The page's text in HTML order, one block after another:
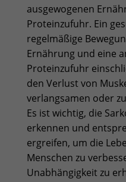
ausgewogenen
Proteinzufuhr. Ein
regelmäßige
Ernährung und eine
Proteinzufuhr
den Verlust von
verlangsamen oder
Es ist wichtig, die
erkennen und
ergreifen, um die
Menschen zu
Unabhängigkeit zu